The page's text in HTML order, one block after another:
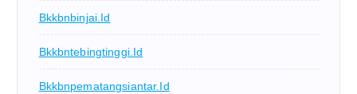
Bkkbnbinjai.id
Bkkbntebingtinggi.id
Bkkbnpematangsiantar.id